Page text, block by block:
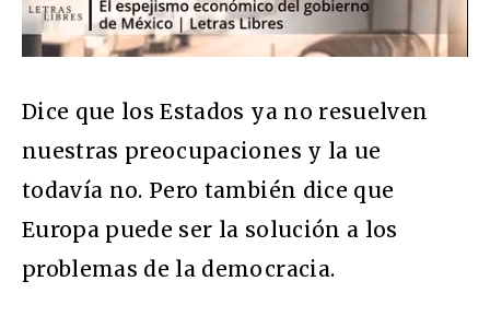
Dice que los Estados ya no resuelven
nuestras preocupaciones y la ue
todavía no. Pero también dice que
Europa puede ser la solución a los
problemas de la democracia.